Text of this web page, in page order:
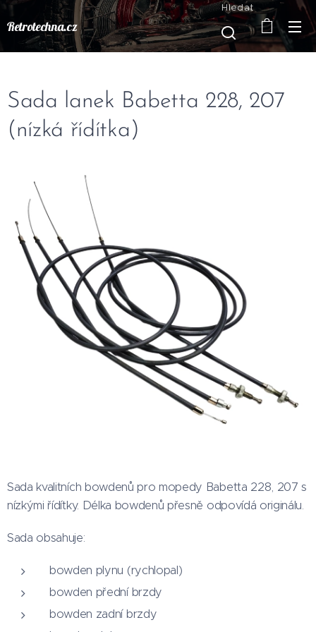
Retrotechna.cz
Hledat
Sada lanek Babetta 228, 207
(nízká řídítka)
Sada kvalitních bowdenů pro mopedy Babetta 228, 207 s
nízkými řídítky. Délka bowdenů přesně odpovídá originálu.
Sada obsahuje:
bowden plynu (rychlopal)
bowden přední brzdy
bowden zadní brzdy